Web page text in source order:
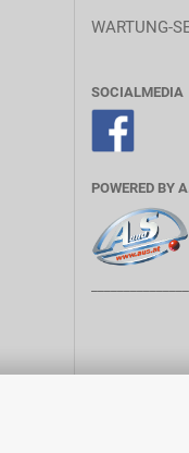
WARTUNG-
SOCIALMEDIA
POWERED BY